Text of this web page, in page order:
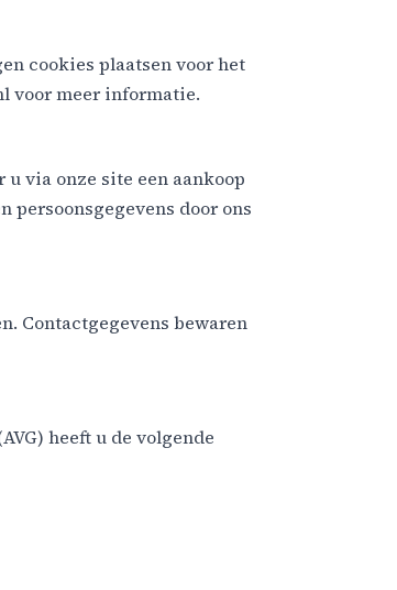
cookies plaatsen voor het
voor meer informatie.
via onze site een aankoop
door ons
Contactgegevens bewaren
heeft u de volgende